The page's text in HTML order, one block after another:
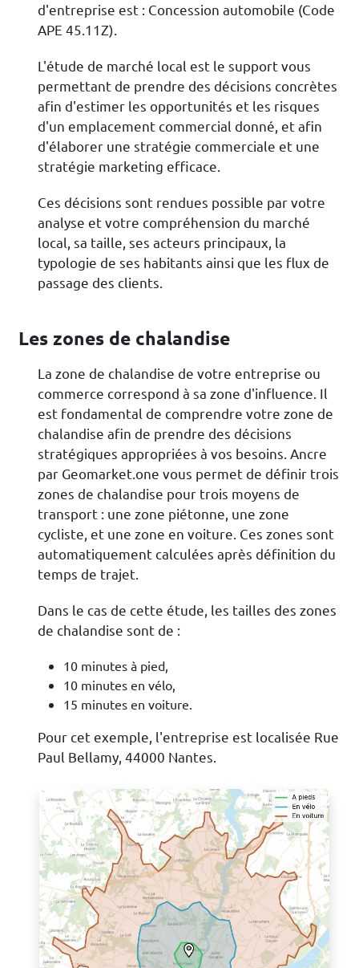
d'entreprise est : Concession automobile (Code
APE 45.11Z).
L'étude de marché local est le support vous
permettant de prendre des décisions concrètes
afin d'estimer les opportunités et les risques
d'un emplacement commercial donné, et afin
d'élaborer une stratégie commerciale et une
stratégie marketing efficace.
Ces décisions sont rendues possible par votre
analyse et votre compréhension du marché
local, sa taille, ses acteurs principaux, la
typologie de ses habitants ainsi que les flux de
passage des clients.
Les zones de chalandise
La zone de chalandise de votre entreprise ou
commerce correspond à sa zone d'influence. Il
est fondamental de comprendre votre zone de
chalandise afin de prendre des décisions
stratégiques appropriées à vos besoins. Ancre
par Geomarket.one vous permet de définir trois
zones de chalandise pour trois moyens de
transport : une zone piétonne, une zone
cycliste, et une zone en voiture. Ces zones sont
automatiquement calculées après définition du
temps de trajet.
Dans le cas de cette étude, les tailles des zones
de chalandise sont de :
10 minutes à pied,
10 minutes en vélo,
15 minutes en voiture.
Pour cet exemple, l'entreprise est localisée Rue
Paul Bellamy, 44000 Nantes.